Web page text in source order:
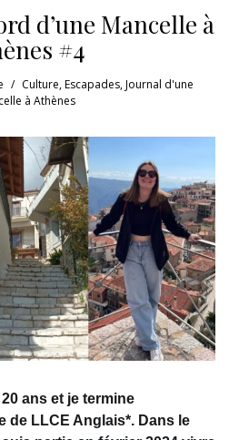
d’une Mancelle à
#4
Culture,Escapades,Journal d'une
à Athènes
20 ans et je termine
de LLCE Anglais*. Dans le